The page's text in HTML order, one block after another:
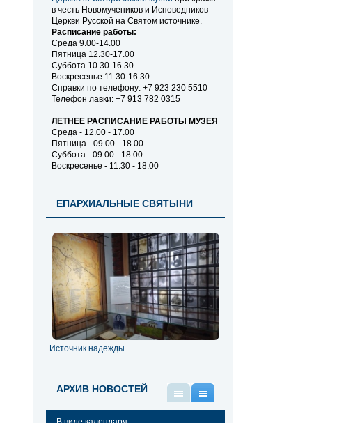
в честь Новомучеников и Исповедников
Церкви Русской на Святом источнике.
Расписание работы:
Среда 9.00-14.00
Пятница 12.30-17.00
Суббота 10.30-16.30
Воскресенье 11.30-16.30
Справки по телефону: +7 923 230 5510
Телефон лавки: +7 913 782 0315
ЛЕТНЕЕ РАСПИСАНИЕ РАБОТЫ МУЗЕЯ
Среда - 12.00 - 17.00
Пятница - 09.00 - 18.00
Суббота - 09.00 - 18.00
Воскресенье - 11.30 - 18.00
ЕПАРХИАЛЬНЫЕ СВЯТЫНИ
Источник надежды
АРХИВ НОВОСТЕЙ